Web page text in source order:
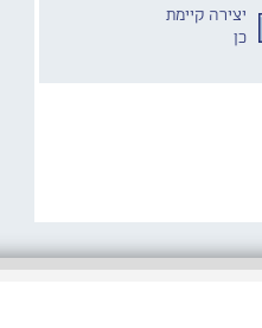
יצירה קיימת
כן